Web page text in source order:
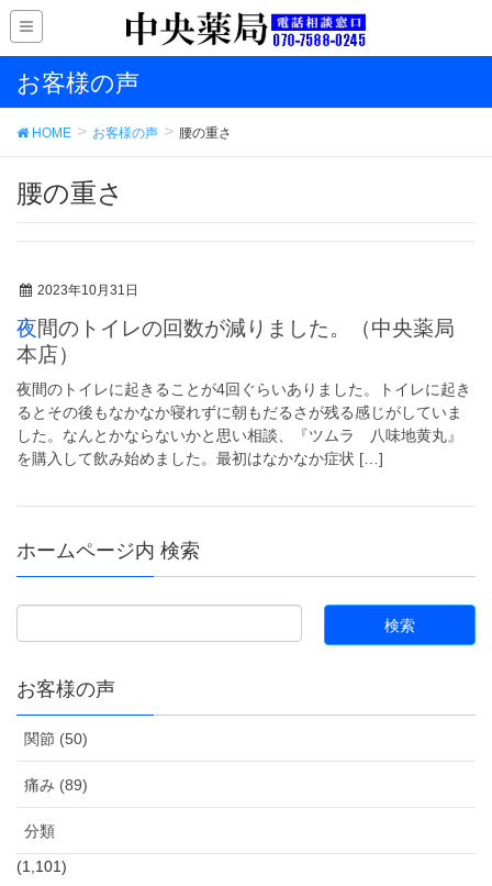
お客様の声
HOME お客様の声 腰の重さ
腰の重さ
2023年10月31日
夜間のトイレの回数が減りました。（中央薬局
本店）
夜間のトイレに起きることが4回ぐらいありました。トイレに起き
るとその後もなかなか寝れずに朝もだるさが残る感じがしていま
した。なんとかならないかと思い相談、『ツムラ 八味地黄丸』
を購入して飲み始めました。最初はなかなか症状 […]
ホームページ内 検索
お客様の声
関節 (50)
痛み (89)
分類
(1,101)